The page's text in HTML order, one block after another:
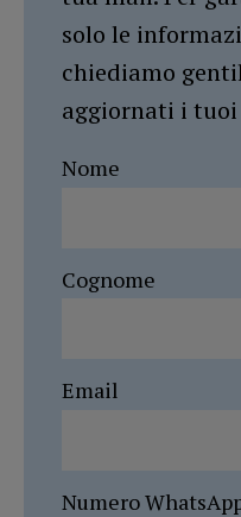
solo le
chiediamo
aggiornati i
Nome
Cognome
Email
Numero